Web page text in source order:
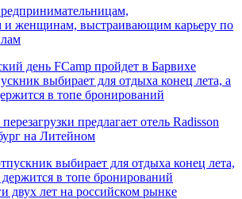
и женщинам, выстраивающим карьеру по
выбирает для отдыха конец лета, а
в топе бронирований
предлагает отель Radisson
на Литейном
двух лет на российском рынке